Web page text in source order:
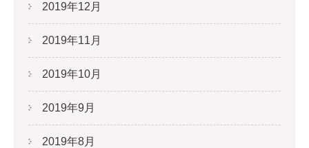
2019年12月
2019年11月
2019年10月
2019年9月
2019年8月